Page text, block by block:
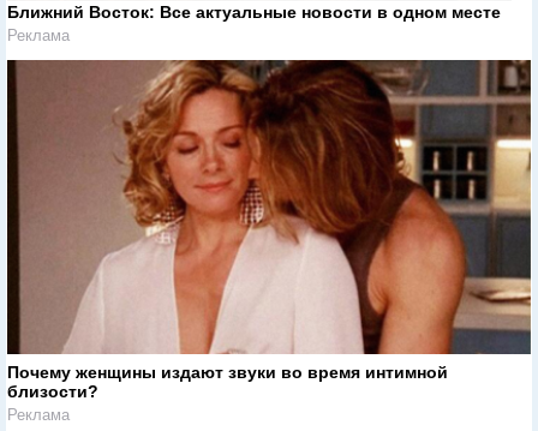
Ближний Восток: Все актуальные новости в одном месте
Реклама
Почему женщины издают звуки во время интимной
близости?
Реклама